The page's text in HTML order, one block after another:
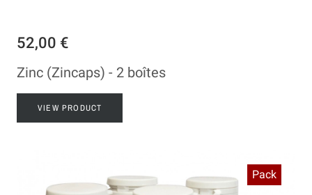
52,00 €
Zinc (Zincaps) - 2 boîtes
VIEW PRODUCT
Pack